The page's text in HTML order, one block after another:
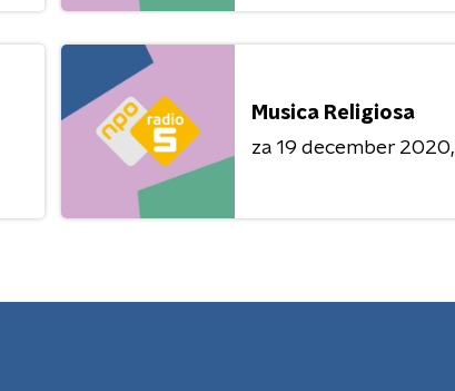
Musica Religiosa
za 19 december 2020